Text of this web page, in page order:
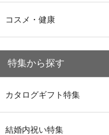
コスメ・健康
特集から探す
カタログギフト特集
結婚内祝い特集